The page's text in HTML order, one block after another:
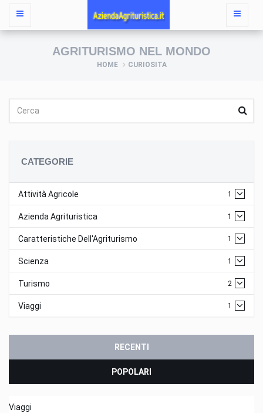
AGRITURISMO NEL MONDO
HOME CURIOSITA
CATEGORIE
Attività Agricole 1
Azienda Agrituristica 1
Caratteristiche Dell'Agriturismo 1
Scienza 1
Turismo 2
Viaggi 1
RECENTI
POPOLARI
Viaggi